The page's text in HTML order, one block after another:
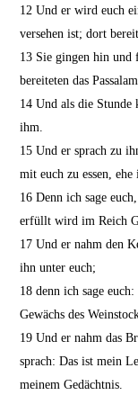
12Und er wird euch
versehen ist; dort
13 Sie gingen hin und
bereiteten das
14Und als die Stunde
ihm.
15Und er sprach zu
mit euch zu essen, ehe
16Denn ich sage
erfüllt wird im Reich
17Und er nahm den
ihn unter euch;
18denn ich sage
Gewächs des
19Und er nahm das
sprach: Das ist mein
meinem Gedächtnis.